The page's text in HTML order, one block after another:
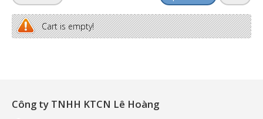
Cart is empty!
Công ty TNHH KTCN Lê Hoàng